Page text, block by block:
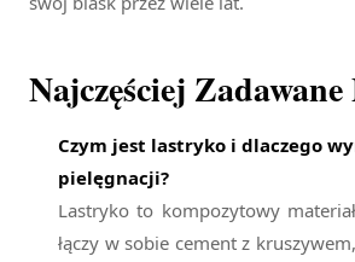
Najczęściej
Czym jest lastryko i dlaczego
pielęgnacji?
Lastryko to kompozytowy
łączy w sobie cement z